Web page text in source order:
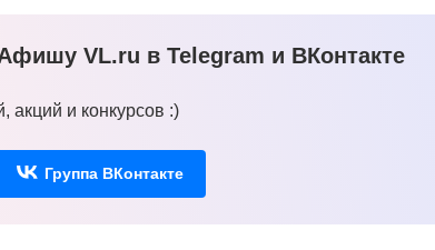
VL.ru в Telegram и ВКонтакте
акций и конкурсов :)
Группа ВКонтакте